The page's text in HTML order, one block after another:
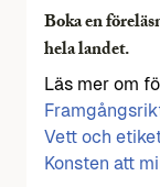
Boka en
hela landet.
Läs mer om
Vett och
Konsten att